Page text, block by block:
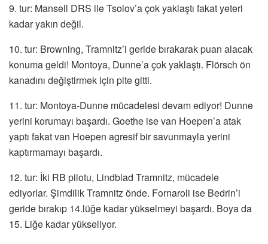
9. tur: Mansell DRS ile Tsolov’a çok yaklaştı fakat yeteri
kadar yakın değil.
10. tur: Browning, Tramnitz’i geride bırakarak puan alacak
konuma geldi! Montoya, Dunne’a çok yaklaştı. Flörsch ön
kanadını değiştirmek için pite gitti.
11. tur: Montoya-Dunne mücadelesi devam ediyor! Dunne
yerini korumayı başardı. Goethe ise van Hoepen’a atak
yaptı fakat van Hoepen agresif bir savunmayla yerini
kaptırmamayı başardı.
12. tur: İki RB pilotu, Lindblad Tramnitz, mücadele
ediyorlar. Şimdilik Tramnitz önde. Fornaroli ise Bedrin’i
geride bırakıp 14.lüğe kadar yükselmeyi başardı. Boya da
15. Liğe kadar yükseliyor.